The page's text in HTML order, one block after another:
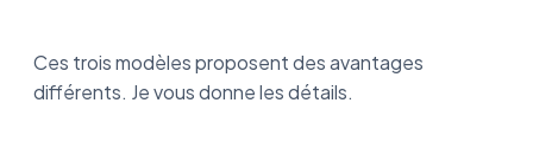
Ces trois modèles proposent des avantages
différents. Je vous donne les détails.